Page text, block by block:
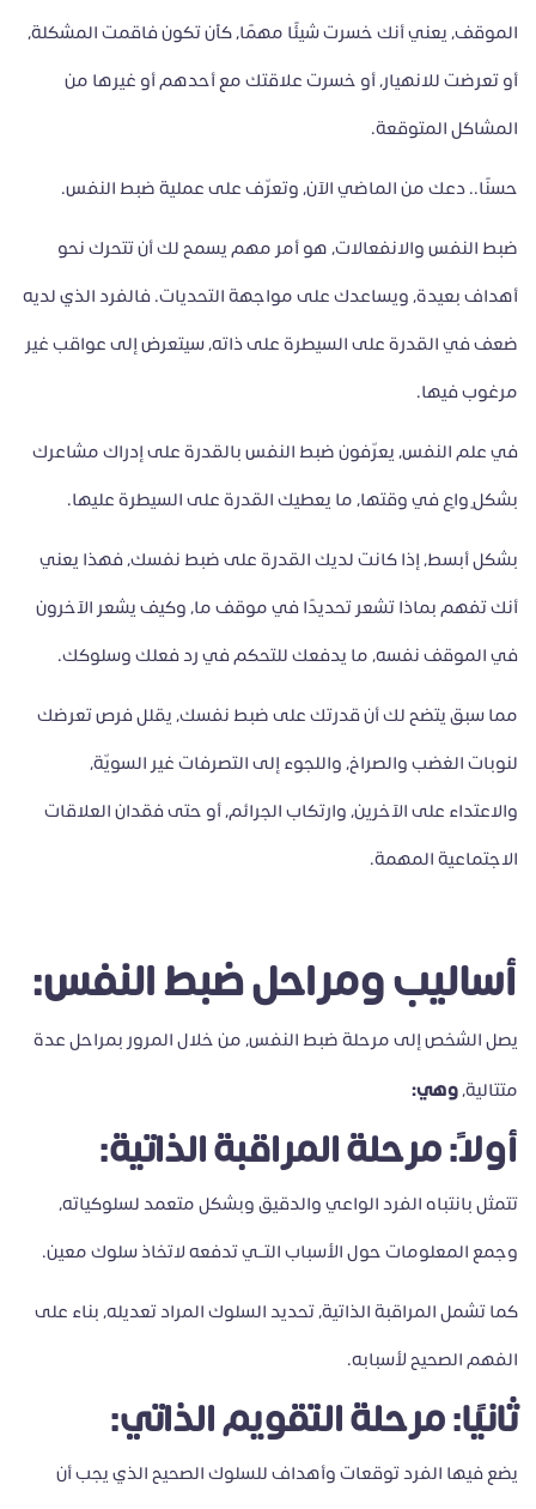
الموقف، يعني أنك خسرت شيئًا مهمًا، كأن تكون فاقمت المشكلة،
أو تعرضت للانهيار، أو خسرت علاقتك مع أحدهم أو غيرها من
المشاكل المتوقعة.
حسنًا.. دعك من الماضي الآن، وتعرّف على عملية ضبط النفس.
ضبط النفس والانفعالات، هو أمر مهم يسمح لك أن تتحرك نحو
أهداف بعيدة، ويساعدك على مواجهة التحديات. فالفرد الذي لديه
ضعف في القدرة على السيطرة على ذاته، سيتعرض إلى عواقب غير
مرغوب فيها.
في علم النفس، يعرّفون ضبط النفس بالقدرة على إدراك مشاعرك
بشكلٍ واعٍ في وقتها، ما يعطيك القدرة على السيطرة عليها.
بشكل أبسط، إذا كانت لديك القدرة على ضبط نفسك، فهذا يعني
أنك تفهم بماذا تشعر تحديدًا في موقف ما، وكيف يشعر الآخرون
في الموقف نفسه، ما يدفعك للتحكم في رد فعلك وسلوكك.
مما سبق يتضح لك أن قدرتك على ضبط نفسك، يقلل فرص تعرضك
لنوبات الغضب والصراخ، واللجوء إلى التصرفات غير السويّة،
والاعتداء على الآخرين، وارتكاب الجرائم، أو حتى فقدان العلاقات
الاجتماعية المهمة.
أساليب ومراحل ضبط النفس:
يصل الشخص إلى مرحلة ضبط النفس، من خلال المرور بمراحل عدة
متتالية،وهي:
أولاً: مرحلة المراقبة الذاتية:
تتمثل بانتباه الفرد الواعي والدقيق وبشكل متعمد لسلوكياته،
وجمع المعلومات حول الأسباب التـي تدفعه لاتخاذ سلوك معين.
كما تشمل المراقبة الذاتية، تحديد السلوك المراد تعديله، بناء على
الفهم الصحيح لأسبابه.
ثانيًا: مرحلة التقويم الذاتي:
يضع فيها الفرد توقعات وأهداف للسلوك الصحيح الذي يجب أن